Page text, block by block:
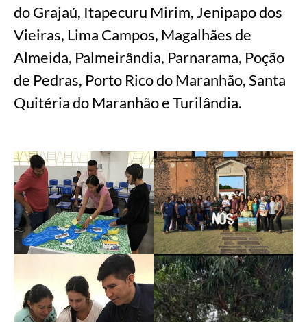
do Grajaú, Itapecuru Mirim, Jenipapo dos
Vieiras, Lima Campos, Magalhães de
Almeida, Palmeirândia, Parnarama, Poção
de Pedras, Porto Rico do Maranhão, Santa
Quitéria do Maranhão e Turilândia.